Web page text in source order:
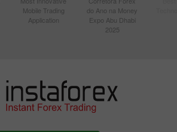
Mobile Trading
Application
do Ano na Money
Expo Abu Dhabi
2025